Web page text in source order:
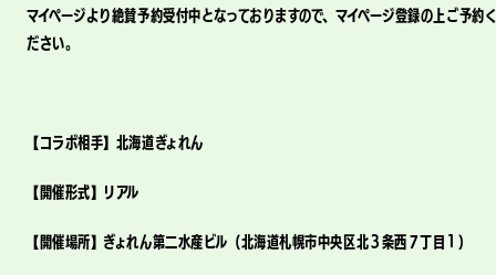
マイページより絶賛予約受付中となっておりますので、マイページ登録の上ご予約
ださい。
【コラボ相手】北海道ぎょれん
【開催形式】リアル
【開催場所】ぎょれん第二水産ビル（北海道札幌市中央区北３条西７丁目１）